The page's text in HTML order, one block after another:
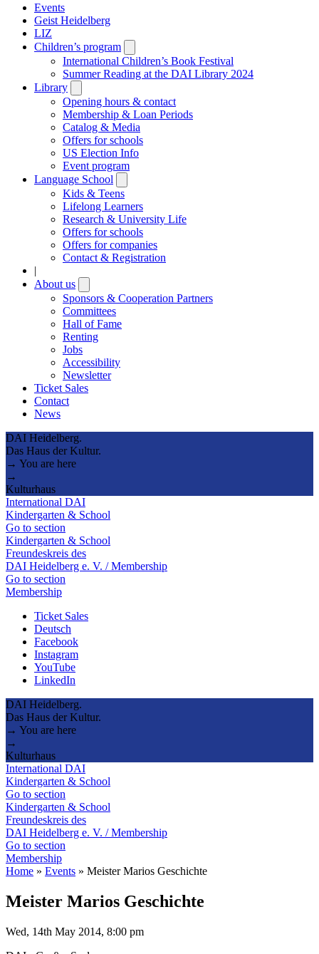
Events
Geist Heidelberg
LIZ
Children’s program
submenu
International Children’s Book Festival
Summer Reading at the DAI Library 2024
Library
submenu
Opening hours & contact
Membership & Loan Periods
Catalog & Media
Offers for schools
US Election Info
Event program
Language School
submenu
Kids & Teens
Lifelong Learners
Research & University Life
Offers for schools
Offers for companies
Contact & Registration
|
About us
submenu
Sponsors & Cooperation Partners
Committees
Hall of Fame
Renting
Jobs
Accessibility
Newsletter
Ticket Sales
Contact
News
DAI Heidelberg.
Das Haus der Kultur.
→ You are here
→
Kulturhaus
International DAI
Kindergarten & School
Go to section
Kindergarten & School
Freundeskreis des
DAI Heidelberg e. V. / Membership
Go to section
Membership
Ticket Sales
Deutsch
Facebook
Instagram
YouTube
LinkedIn
DAI Heidelberg.
Das Haus der Kultur.
→ You are here
→
Kulturhaus
International DAI
Kindergarten & School
Go to section
Kindergarten & School
Freundeskreis des
DAI Heidelberg e. V. / Membership
Go to section
Membership
Home » Events » Meister Marios Geschichte
Meister Marios Geschichte
Wed, 14th May 2014, 8:00 pm